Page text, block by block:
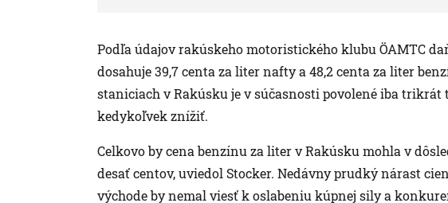
Podľa údajov rakúskeho motoristického klubu ÖAMTC
dosahuje 39,7 centa za liter nafty a 48,2 centa za liter
staniciach v Rakúsku je v súčasnosti povolené iba trikrát
kedykoľvek znížiť.
Celkovo by cena benzínu za liter v Rakúsku mohla v
desať centov, uviedol Stocker. Nedávny prudký nárast
východe by nemal viesť k oslabeniu kúpnej sily a